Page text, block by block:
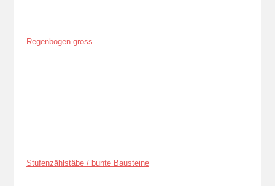
Regenbogen gross
Stufenzählstäbe / bunte Bausteine